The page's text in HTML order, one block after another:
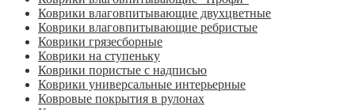
Коврики влаговпитывающие двухцветные
Коврики влаговпитывающие ребристые
Коврики грязесборные
Коврики на ступеньку
Коврики пористые с надписью
Коврики универсальные интерьерные
Ковровые покрытия в рулонах